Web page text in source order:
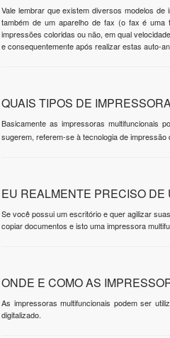
Vale lembrar que existem diversos modelos
também de um aparelho de fax (o fax é uma
impressões coloridas ou não, em qual
e consequentemente após realizar estas auto-
QUAIS TIPOS DE
Basicamente as impressoras multifuncionais
sugerem, referem-se à tecnologia de
EU REALMENTE PRECISO
Se você possui um escritório e quer agilizar
copiar documentos e isto uma impressora
ONDE E COMO AS
As impressoras multifuncionais podem ser
digitalizado.